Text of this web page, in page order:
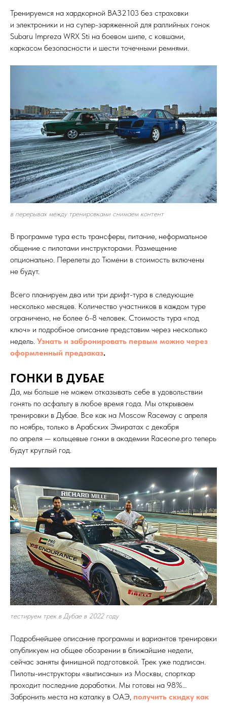
Тренируемся на хардкорной ВАЗ2103 без страховки
и электроники и на супер-заряженной для раллийных гонок
Subaru Impreza WRX Sti на боевом шипе, с ковшами,
каркасом безопасности и шести точечными ремнями.
в перерывах между тренировками снимаем контент
В программе тура есть трансферы, питание, неформальное
общение с пилотами инструкторами. Размещение
опционально. Перелеты до Тюмени в стоимость включены
не будут.
Всего планируем два или три дрифт-тура в следующие
несколько месяцев. Количество участников в каждом туре
ограничено, не более 6-8 человек. Стоимость тура «под
ключ» и подробное описание представим через несколько
недель. Узнать и забронировать первым можно через
оформленный предзаказ.
ГОНКИ В ДУБАЕ
Да, мы больше не можем отказывать себе в удовольствии
гонять по асфальту в любое время года. Мы открываем
тренировки в Дубае. Все как на Moscow Raceway с апреля
по ноябрь, только в Арабских Эмиратах с декабря
по апреля — кольцевые гонки в академии Raceone.pro теперь
будут круглый год.
тестируем трек в Дубае в 2022 году
Подробнейшее описание программы и вариантов тренировки
опубликуем на общее обозрении в ближайшие недели,
сейчас заняты финишной подготовкой. Трек уже подписан.
Пилоты-инструкторы «выписаны» из Москвы, спорткар
проходит последние доработки. Мы готовы на 98%…
Забронить места на каталку в ОАЭ, получить скидку как